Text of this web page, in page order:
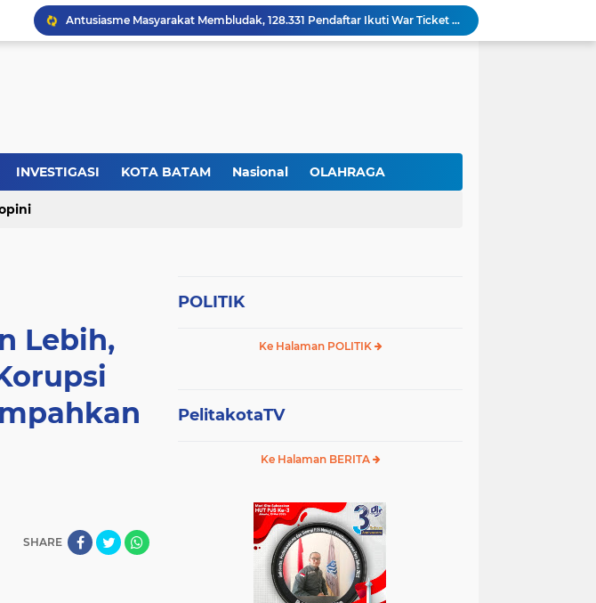
Permudah Investasi, BP Batam Hadirkan Sistem Digital LMS untuk Layanan Alokasi Tanah yang Transparan
Amsakar Achmad Lantik 311 Pejabat Pemko Batam, Tekankan Kinerja, Disiplin, dan Pelayanan Prima
Jimmi Siburian Tinjau Proyek Drainase, Tegaskan "Pipa Misterius" Tak Boleh Hambat Pembangunan di Sei Beduk
INVESTIGASI KOTA BATAM Nasional OLAHRAGA
Lebih,
SHARE
POLITIK
Ke Halaman POLITIK
PelitakotaTV
Ke Halaman BERITA